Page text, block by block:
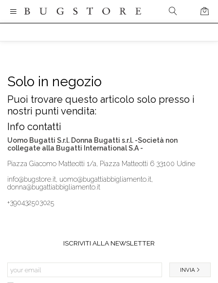
Solo in negozio
Puoi trovare questo articolo solo presso i
nostri punti vendita:
Info contatti
Uomo Bugatti S.r.l. Donna Bugatti s.r.l. -Società non
collegate alla Bugatti International S.A -
Piazza Giacomo Matteotti 1/a, Piazza Matteotti 6 33100 Udine
info@bugstore.it, uomo@bugattiabbigliamento.it,
donna@bugattiabbigliamento.it
+390432503025
ISCRIVITI ALLA NEWSLETTER
INVIA